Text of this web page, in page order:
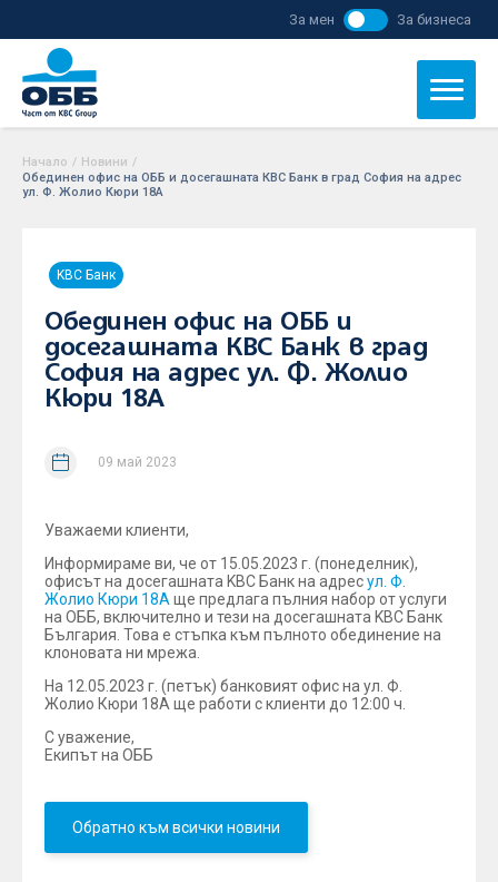
За мен За бизнеса
Начало / Новини /
Обединен офис на ОББ и досегашната КBC Банк в град София на адрес
ул. Ф. Жолио Кюри 18А
KBC Банк
Обединен офис на ОББ и
досегашната КBC Банк в град
София на адрес ул. Ф. Жолио
Кюри 18А
09 май 2023
Уважаеми клиенти,
Информираме ви, че от 15.05.2023 г. (понеделник),
офисът на досегашната KBC Банк на адресул. Ф.
Жолио Кюри 18А ще предлага пълния набор от услуги
на ОББ, включително и тези на досегашната KBC Банк
България. Това е стъпка към пълното обединение на
клоновата ни мрежа.
На 12.05.2023 г. (петък) банковият офис на ул. Ф.
Жолио Кюри 18А ще работи с клиенти до 12:00 ч.
С уважение,
Екипът на ОББ
Обратно към всички новини